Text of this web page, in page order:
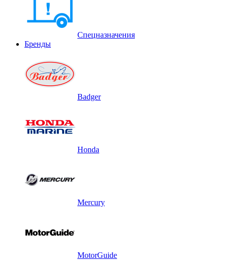
Спецназначения
Бренды
Badger
Honda
Mercury
MotorGuide